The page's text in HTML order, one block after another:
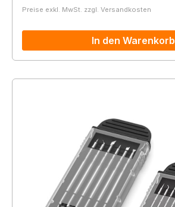
Preise exkl. MwSt. zzgl. Versandkosten
In den Warenkorb